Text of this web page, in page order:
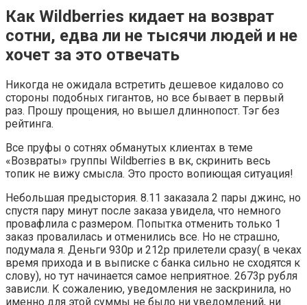
Как Wildberries кидает на возврат
сотни, едва ли не тысячи людей и не
хочет за это отвечать
Никогда не ожидала встретить дешевое кидалово со
стороны подобных гигантов, но все бывает в первый
раз. Прошу прощения, но вышел длиннопост. Тэг без
рейтинга.
Все пруфы о сотнях обманутых клиентах в теме
«Возвраты» группы Wildberries в вк, скринить весь
топик не вижу смысла. Это просто вопиющая ситуация!
Небольшая предыстория. 8.11 заказала 2 пары джинс, но
спустя пару минут после заказа увидела, что немного
провафлила с размером. Попытка отменить только 1
заказ провалилась и отменились все. Но не страшно,
подумала я. Деньги 930р и 212р прилетели сразу( в чеках
время прихода и в выписке с банка сильно не сходятся к
слову), но тут начинается самое неприятное. 2673р рубля
зависли. К сожалению, уведомления не заскринила, но
именно для этой суммы не было ни уведомлений, ни